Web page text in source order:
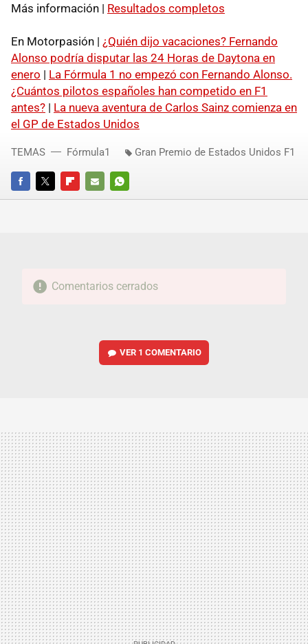
Más información | Resultados completos
En Motorpasión | ¿Quién dijo vacaciones? Fernando
Alonso podría disputar las 24 Horas de Daytona en
enero | La Fórmula 1 no empezó con Fernando Alonso.
¿Cuántos pilotos españoles han competido en F1
antes? | La nueva aventura de Carlos Sainz comienza en
el GP de Estados Unidos
FACEBOOKTWITTERFLIPBOARD
E-
WHATSAPP
TEMAS Fórmula1 Gran Premio de Estados Unidos F1
Comentarios cerrados
VER 1 COMENTARIO